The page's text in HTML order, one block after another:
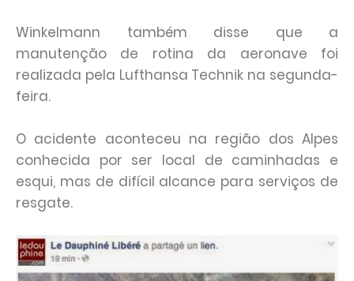
Winkelmann também disse que a
manutenção de rotina da aeronave foi
realizada pela Lufthansa Technik na segunda-
feira.
O acidente aconteceu na região dos Alpes
conhecida por ser local de caminhadas e
esqui, mas de difícil alcance para serviços de
resgate.